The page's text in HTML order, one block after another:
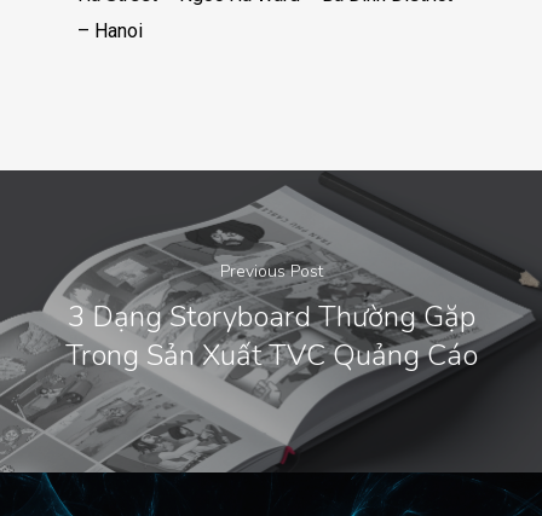
– Hanoi
Previous Post
3 Dạng Storyboard Thường Gặp
Trong Sản Xuất TVC Quảng Cáo